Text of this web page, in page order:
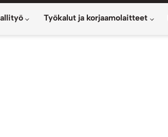
Työkalut ja korjaamolaitteet